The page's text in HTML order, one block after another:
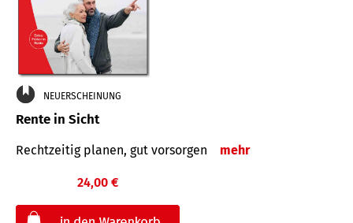
NEUERSCHEINUNG
Rente in Sicht
Rechtzeitig planen, gut vorsorgen mehr
24,00 €